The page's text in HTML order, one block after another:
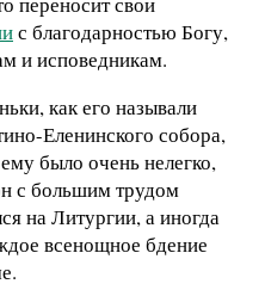
с благодарностью Богу,
и исповедникам.
как его называли
Еленинского собора,
было очень нелегко,
с большим трудом
на Литургии, а иногда
всенощное бдение